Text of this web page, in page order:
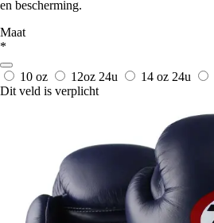
en bescherming.
Maat
*
10 oz 12oz 24u 14 oz 24u
Dit veld is verplicht